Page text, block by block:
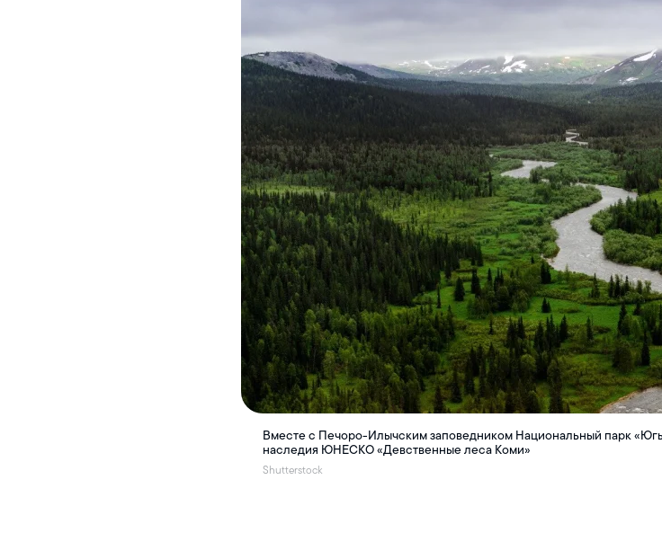
Вместе с Печоро-Илычским заповедником Национальный парк
наследия ЮНЕСКО «Девственные леса Коми»
Shutterstock